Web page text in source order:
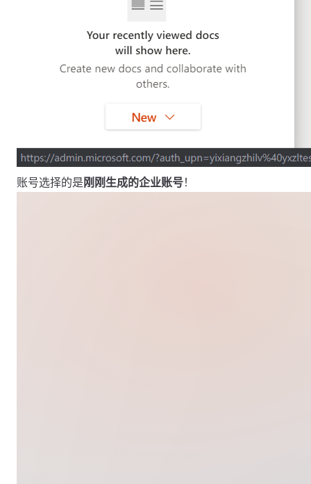
账号选择的是刚刚生成的企业账号！